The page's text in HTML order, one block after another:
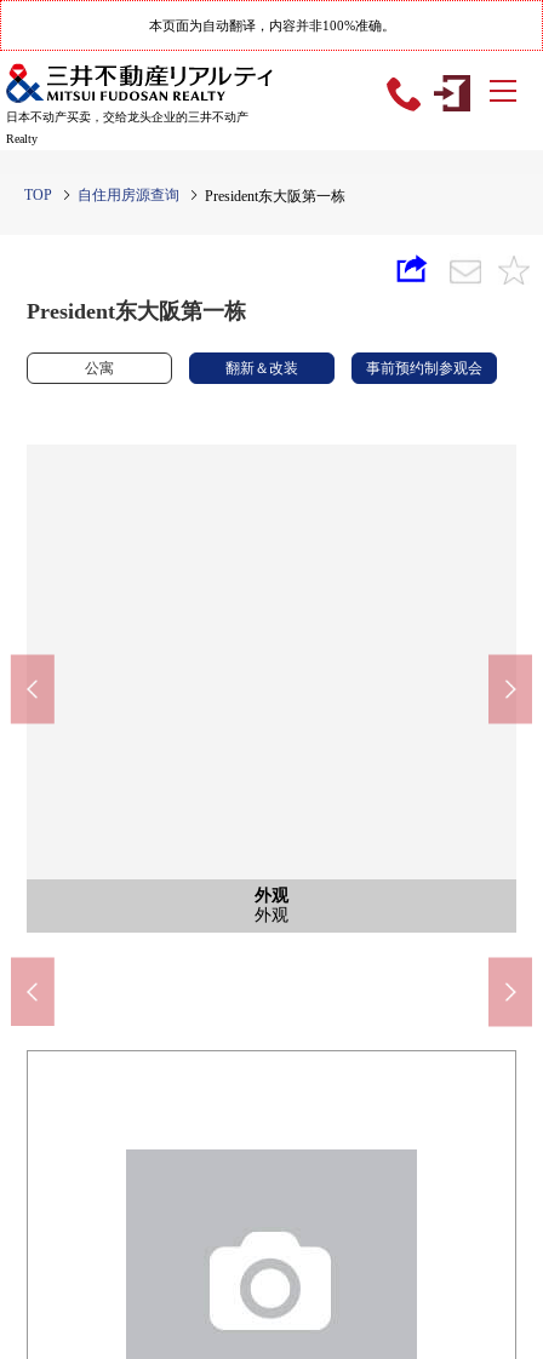
本页面为自动翻译，内容并非100%准确。
日本不动产买卖，交给龙头企业的三井不动产
Realty
TOP 自住用房源查询 President东大阪第一栋
President东大阪第一栋
公寓 翻新＆改装 事前预约制参观会
外观
外观
客厅
约18.5张塌塌米LDK
公共汽车
公共汽车
厨房
厨房
厨房
厨房
客厅
餐厅
客厅
约18.5张塌塌米LDK
室内
约5.2张塌塌米西式房间
室内
约5.2张塌塌米西式房间
室内
约5.2张塌塌米西式房间
厨房
厨房
厨房
厨房
厨房
厨房
厕所
厕所
洗脸
洗脸
阳台
阳台
收纳
步入式衣帽间
室内
走廊
外观
外观